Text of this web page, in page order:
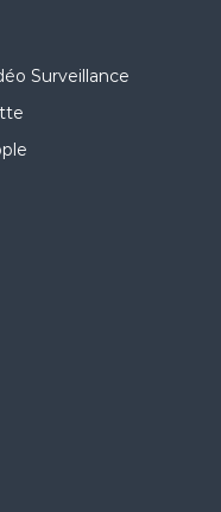
Surveillance